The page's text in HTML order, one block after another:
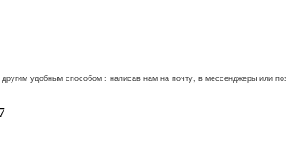
удобным способом : написав нам на почту, в мессенджеры